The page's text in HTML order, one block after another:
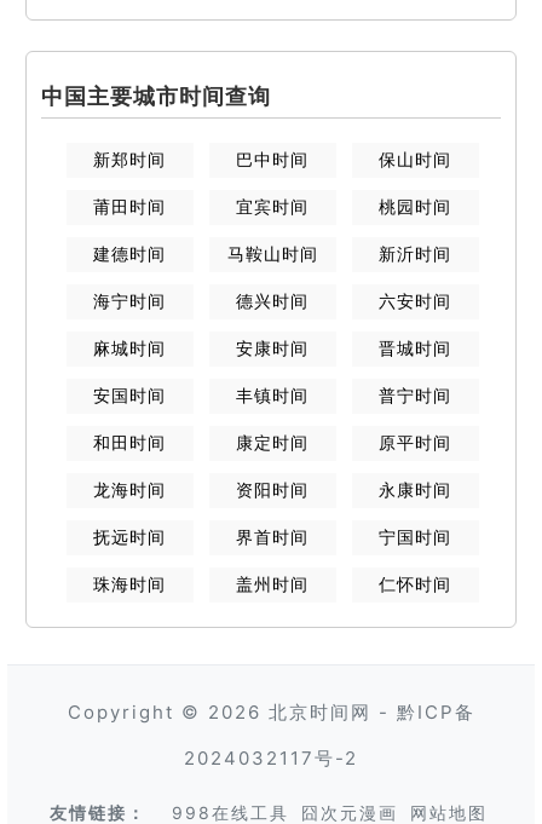
中国主要城市时间查询
新郑时间 巴中时间 保山时间
莆田 时间 宜宾时间 桃园时间
建德时间 马鞍山时间 新沂时间
海宁时间 德兴时间 六安时间
麻城时间 安康时间 晋城时间
安国时间 丰镇时间 普宁时间
和田 时间 康定时间 原平时间
龙海时间 资阳时间 永康时间
抚远时间 界首时间 宁国时间
珠海时间 盖州时间 仁怀时间
Copyright © 2026 北京时间网 - 黔ICP备
2024032117号-2
友情链接： 998在线工具 囧次元漫画 网站地图